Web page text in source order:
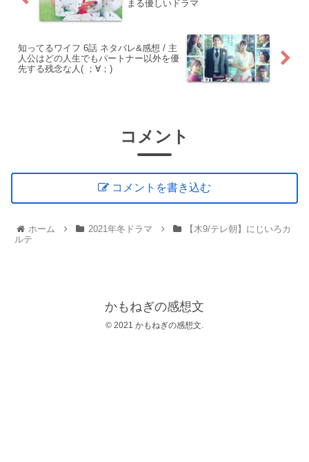
まる優しいドラマ
知ってるワイフ 6話 ネタバレ&感想 / 主
人公はどの人生でもパートナー以外を優
先する残念な人( ；∀；)
コメント
コメントを書き込む
ホーム 2021年冬ドラマ
【木9/テレ朝】にじいろカ
ルテ
かもねぎの感想文
© 2021 かもねぎの感想文.